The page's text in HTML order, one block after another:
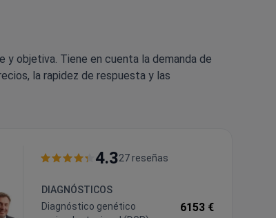
objetiva. Tiene en cuenta la demanda de
la rapidez de respuesta y las
4.327 reseñas
DIAGNÓSTICOS
Diagnóstico genético
6153 €